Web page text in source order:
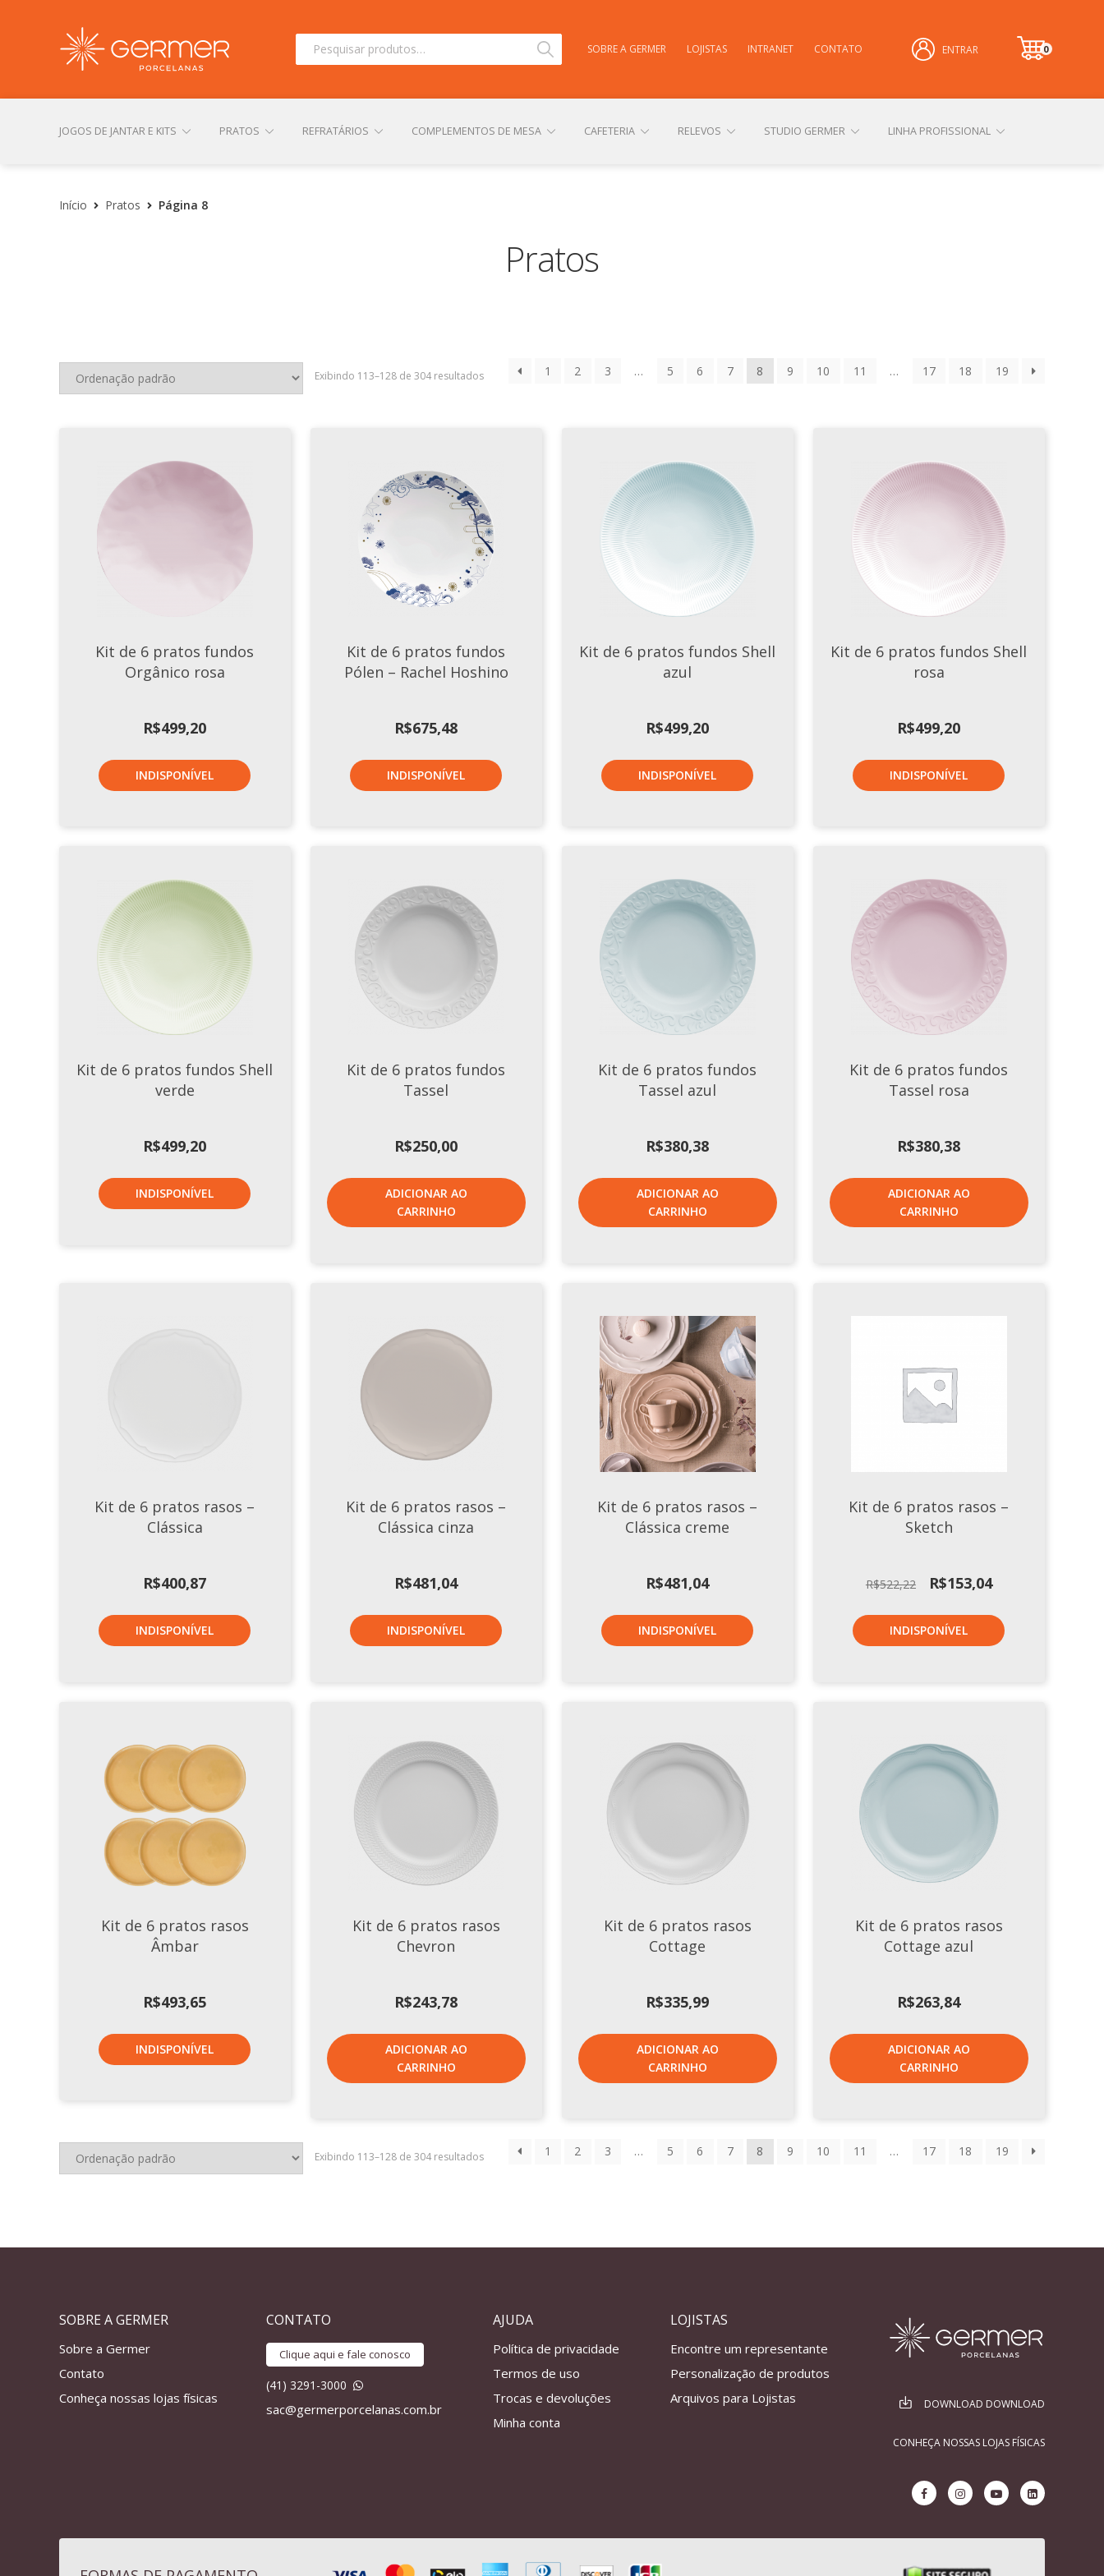
Pesquisar
Pesquisar SOBRE A GERMER LOJISTAS INTRANET CONTATO ENTRAR
0
it
JOGOS DE JANTAR E KITS PRATOS REFRATÁRIOS COMPLEMENTOS DE MESA CAFETERIA RELEVOS STUDIO GERMER LINHA PROFISSIONAL
PERSONALIZAÇÃO DE PRODUTOS
Início Pratos Página 8
Pratos
Exibindo 113–128 de 304 resultados 1 2 3 … 5 6 7 8 9 10 11 … 17 18 19
Kit de 6 pratos fundos
Orgânico rosa
R$499,20
INDISPONÍVEL
Kit de 6 pratos fundos
Pólen – Rachel Hoshino
R$675,48
INDISPONÍVEL
Kit de 6 pratos fundos Shell
azul
R$499,20
INDISPONÍVEL
Kit de 6 pratos fundos Shell
rosa
R$499,20
INDISPONÍVEL
Kit de 6 pratos fundos Shell
verde
R$499,20
INDISPONÍVEL
Kit de 6 pratos fundos
Tassel
R$250,00
ADICIONAR AO
CARRINHO
Kit de 6 pratos fundos
Tassel azul
R$380,38
ADICIONAR AO
CARRINHO
Kit de 6 pratos fundos
Tassel rosa
R$380,38
ADICIONAR AO
CARRINHO
Kit de 6 pratos rasos –
Clássica
R$400,87
INDISPONÍVEL
Kit de 6 pratos rasos –
Clássica cinza
R$481,04
INDISPONÍVEL
Kit de 6 pratos rasos –
Clássica creme
R$481,04
INDISPONÍVEL
Kit de 6 pratos rasos –
Sketch
R$522,22
original
era:
R$522,22.
R$153,04O
atual
é:
R$153,04.
INDISPONÍVEL
Kit de 6 pratos rasos
Âmbar
R$493,65
INDISPONÍVEL
Kit de 6 pratos rasos
Chevron
R$243,78
ADICIONAR AO
CARRINHO
Kit de 6 pratos rasos
Cottage
R$335,99
ADICIONAR AO
CARRINHO
Kit de 6 pratos rasos
Cottage azul
R$263,84
ADICIONAR AO
CARRINHO
Exibindo 113–128 de 304 resultados 1 2 3 … 5 6 7 8 9 10 11 … 17 18 19
SOBRE A GERMER
Sobre a Germer
Contato
Conheça nossas lojas físicas
CONTATO
Clique aqui e fale conosco
(41) 3291-3000
sac@germerporcelanas.com.br
AJUDA
Política de privacidade
Termos de uso
Trocas e devoluções
Minha conta
LOJISTAS
Encontre um representante
Personalização de produtos
Arquivos para Lojistas
DOWNLOAD DOWNLOAD
CONHEÇA NOSSAS LOJAS FÍSICAS